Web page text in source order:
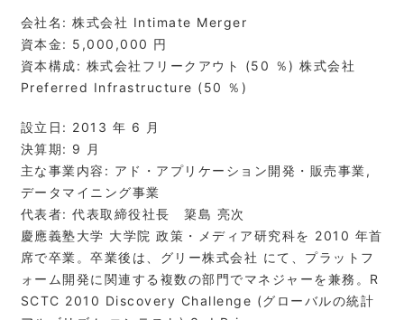
会社名: 株式会社 Intimate Merger
資本金: 5,000,000 円
資本構成: 株式会社フリークアウト (50 ％) 株式会社
Preferred Infrastructure (50 ％)
設立日: 2013 年 6 月
決算期: 9 月
主な事業内容: アド・アプリケーション開発・販売事業,
データマイニング事業
代表者: 代表取締役社長 簗島 亮次
慶應義塾大学 大学院 政策・メディア研究科を 2010 年首
席で卒業。卒業後は、グリー株式会社 にて、プラットフ
ォーム開発に関連する複数の部門でマネジャーを兼務。R
SCTC 2010 Discovery Challenge (グローバルの統計